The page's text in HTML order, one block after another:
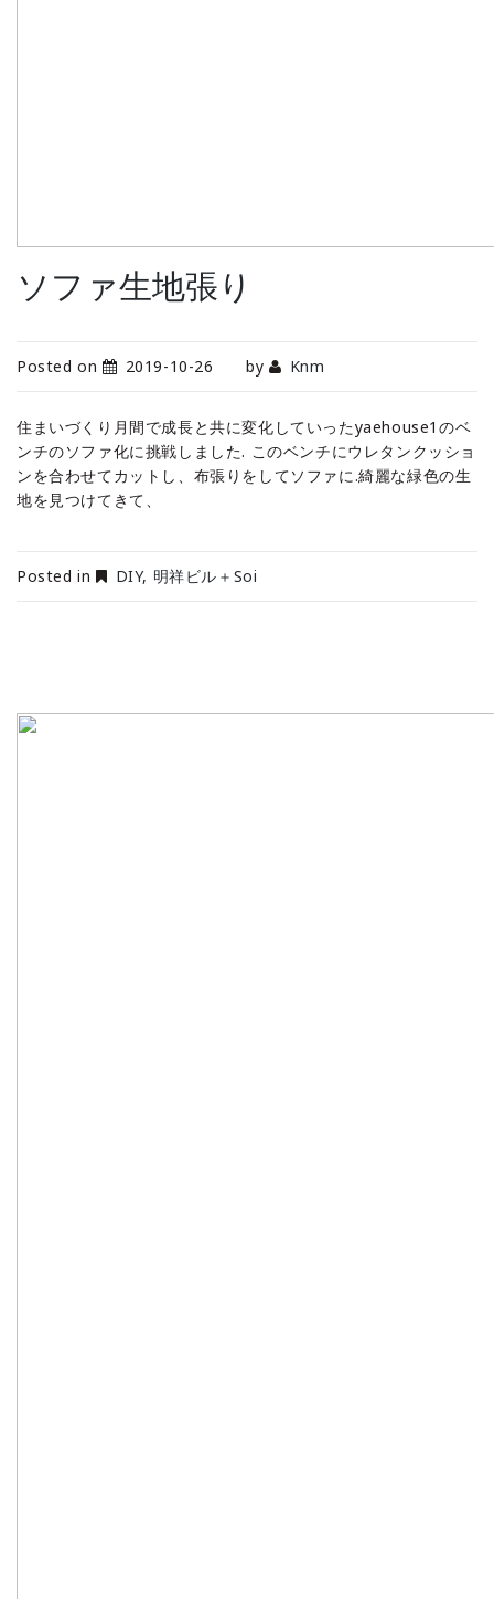
ソファ生地張り
Posted on 2019-10-26 by Knm
住まいづくり月間で成長と共に変化していったyaehouse1のベ
ンチのソファ化に挑戦しました. このベンチにウレタンクッショ
ンを合わせてカットし、布張りをしてソファに.綺麗な緑色の生
地を見つけてきて、
Posted in DIY, 明祥ビル＋Soi